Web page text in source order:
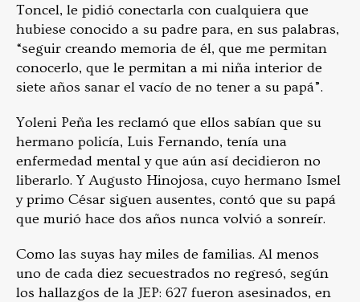
Toncel, le pidió conectarla con cualquiera que
hubiese conocido a su padre para, en sus palabras,
“seguir creando memoria de él, que me permitan
conocerlo, que le permitan a mi niña interior de
siete años sanar el vacío de no tener a su papá”.
Yoleni Peña les reclamó que ellos sabían que su
hermano policía, Luis Fernando, tenía una
enfermedad mental y que aún así decidieron no
liberarlo. Y Augusto Hinojosa, cuyo hermano Ismel
y primo César siguen ausentes, contó que su papá
que murió hace dos años nunca volvió a sonreír.
Como las suyas hay miles de familias. Al menos
uno de cada diez secuestrados no regresó, según
los hallazgos de la JEP: 627 fueron asesinados, en